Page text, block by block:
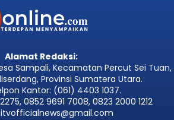
Alamat Redaksi:
Sampali, Kecamatan Percut Sei Tuan,
Provinsi Sumatera Utara.
Kantor: (061) 4403 1037.
0852 9691 7008, 0823 2000 1212